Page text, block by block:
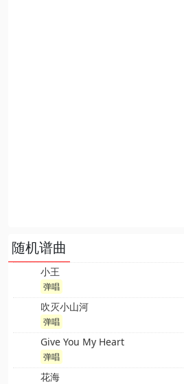
随机谱曲
小王
弹唱
吹灭小山河
弹唱
Give You My Heart
弹唱
花海